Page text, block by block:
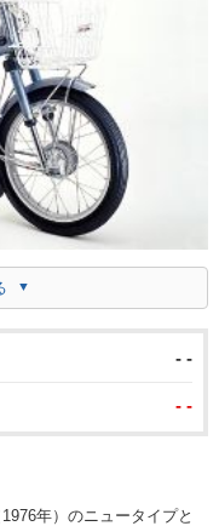
- -
- -
年）のニュータイプと